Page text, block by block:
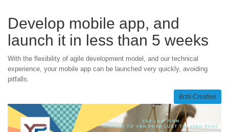
Develop mobile app, and
launch it in less than 5 weeks
With the flexibility of agile development model, and our technical
experience, your mobile app can be launched very quickly, avoiding
pitfalls.
Brzii Creative